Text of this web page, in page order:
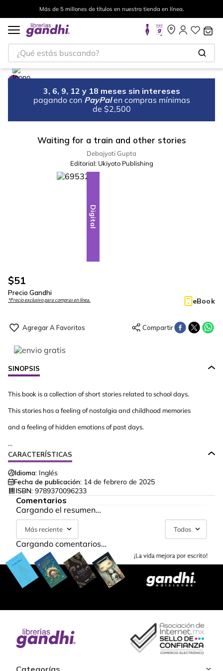
Más de 5 millones de títulos en nuestra tienda en línea.
¿Qué estás buscando?
3, 6, 9, 12 y 18 meses sin intereses
pagando con PayPal en compras mínimas
de $2,500
Waiting for a train and other stories
Debajyoti Gupta
Editorial: Ukiyoto Publishing
Digital
$51
Precio Gandhi
*Precio exclusivo para compras en línea. eBook
SINOPSIS
This book is a collection of short stories related to school days.
This stories has a feeling of nostalgia and childhood memories
and a feeling of hidden emotions of past days.
...
CARACTERÍSTICAS
Idioma: Inglés
Fecha de publicación: 14 de febrero de 2025
ISBN: 9789370096233
Comentarios
Cargando el resumen…
Más reciente Todos
Cargando comentarios…